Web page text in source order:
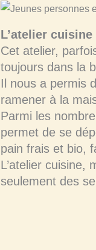
L’atelier cuisine
Cet atelier,
toujours dans la
Il nous a permis
ramener à la
Parmi les
permet de se
pain frais et bio,
L’atelier cuisine,
seulement des